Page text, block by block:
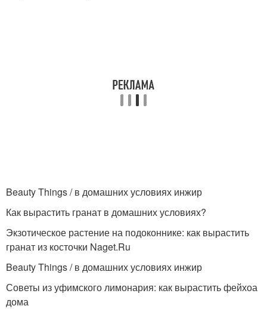
Beauty Things / в домашних условиях инжир
Как вырастить гранат в домашних условиях?
Экзотическое растение на подоконнике: как вырастить
гранат из косточки Naget.Ru
Beauty Things / в домашних условиях инжир
Советы из уфимского лимонария: как вырастить фейхоа
дома